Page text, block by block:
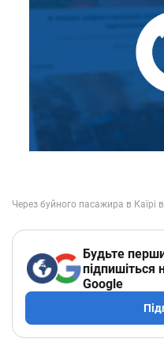
Будьте
підпишіться
Google